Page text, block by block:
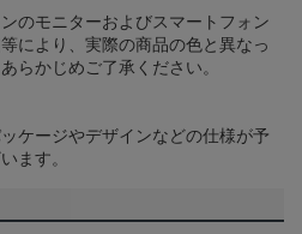
のモニターおよびスマートフォン
により、実際の商品の色と異なっ
らかじめご了承ください。
ケージやデザインなどの仕様が予
ます。